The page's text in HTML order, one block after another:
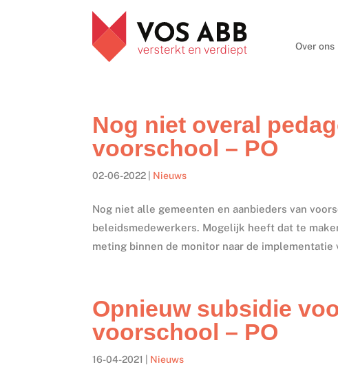
Over ons
Nog niet overal
voorschool – PO
02-06-2022 Nieuws
Nog niet alle gemeenten en aanbieders van
beleidsmedewerkers. Mogelijk heeft dat te
meting binnen de monitor naar de
Opnieuw subsidie
voorschool – PO
16-04-2021 Nieuws